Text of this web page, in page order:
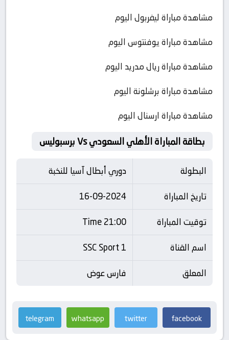
مشاهدة مباراة ليفربول اليوم
مشاهدة مباراة يوفنتوس اليوم
مشاهدة مباراة ريال مدريد اليوم
مشاهدة مباراة برشلونة اليوم
مشاهدة مباراة ارسنال اليوم
بطاقة المباراة الأهلي السعودي Vs برسبوليس
البطولة
دوري أبطال آسيا للنخبة
تاريخ المباراة
16-09-2024
توقيت المباراة
21:00 Time
اسم القناة
SSC Sport 1
المعلق
فارس عوض
facebook
twitter
whatsapp
telegram